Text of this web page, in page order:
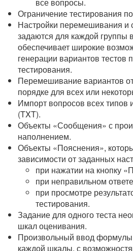
Ограничение тестирования
Настройки перемешивания и
задаются для каждой группы
обеспечивает широкие
генерации вариантов тестов
тестирования.
Перемешивание вариантов
порядке для всех или
Импорт вопросов всех типов
(TXT).
Объекты «Сообщения» с
наполнением.
Объекты «Пояснения»,
зависимости от заданных
при нажатии на кнопку
при неправильном
при просмотре
тестирования.
Задание для одного теста
шкал оценивания.
Произвольный ввод формулы
каждой шкалы, с